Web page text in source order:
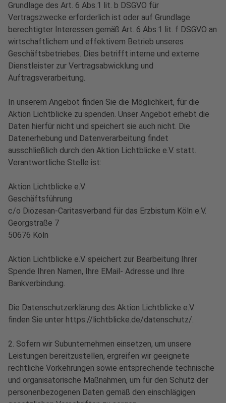
Grundlage des Art. 6 Abs.1 lit. b DSGVO für
Vertragszwecke erforderlich ist oder auf Grundlage
berechtigter Interessen gemäß Art. 6 Abs.1 lit. f DSGVO an
wirtschaftlichem und effektivem Betrieb unseres
Geschäftsbetriebes. Dies betrifft interne und externe
Dienstleister zur Vertragsabwicklung und
Auftragsverarbeitung.
In unserem Angebot finden Sie die Möglichkeit, für die
Aktion Lichtblicke zu spenden. Unser Angebot erhebt die
Daten hierfür nicht und speichert sie auch nicht. Die
Datenerhebung und Datenverarbeitung findet
ausschließlich durch den Aktion Lichtblicke e.V. statt.
Verantwortliche Stelle ist:
Aktion Lichtblicke e.V.
Geschäftsführung
c/o Diözesan-Caritasverband für das Erzbistum Köln e.V.
Georgstraße 7
50676 Köln
Aktion Lichtblicke e.V. speichert zur Bearbeitung Ihrer
Spende Ihren Namen, Ihre EMail- Adresse und Ihre
Bankverbindung.
Die Datenschutzerklärung des Aktion Lichtblicke e.V.
finden Sie unter https://lichtblicke.de/datenschutz/.
2. Sofern wir Subunternehmen einsetzen, um unsere
Leistungen bereitzustellen, ergreifen wir geeignete
rechtliche Vorkehrungen sowie entsprechende technische
und organisatorische Maßnahmen, um für den Schutz der
personenbezogenen Daten gemäß den einschlägigen